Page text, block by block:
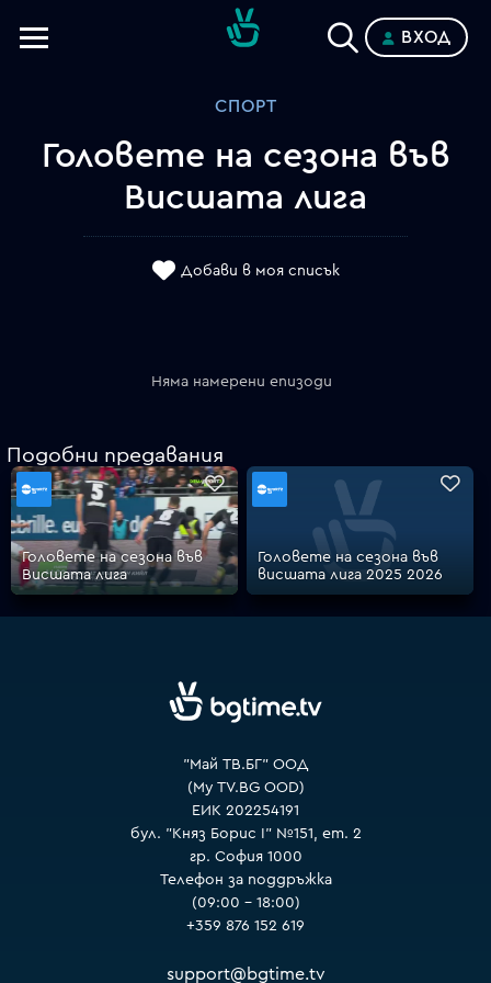
VOYO
ВХОД
СПОРТ
Головете на сезона във
Висшата лига
Добави в моя списък
Няма намерени епизоди
Подобни предавания
Головете на сезона във
Висшата лига
Головете на сезона във
висшата лига 2025 2026
"Май ТВ.БГ" ООД
(My TV.BG OOD)
ЕИК 202254191
бул. "Княз Борис I" №151, ет. 2
гр. София 1000
Телефон за поддръжка
(09:00 – 18:00)
+359 876 152 619
support@bgtime.tv